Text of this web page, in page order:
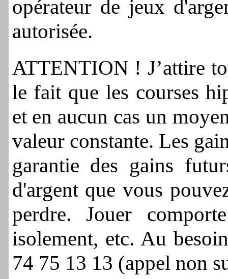
opérateur de jeux
autorisée.
ATTENTION ! J’attire
le fait que les courses
et en aucun cas un
valeur constante. Les
garantie des gains
d'argent que vous
perdre. Jouer
isolement, etc. Au
74 75 13 13 (appel non